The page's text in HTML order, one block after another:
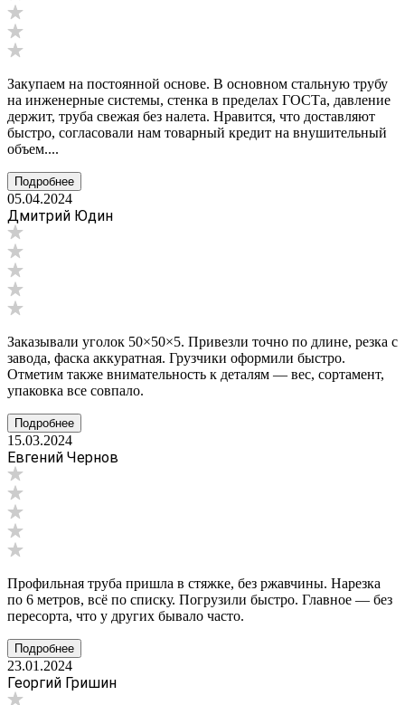
Закупаем на постоянной основе. В основном стальную трубу
на инженерные системы, стенка в пределах ГОСТа, давление
держит, труба свежая без налета. Нравится, что доставляют
быстро, согласовали нам товарный кредит на внушительный
объем....
Подробнее
05.04.2024
Дмитрий Юдин
Заказывали уголок 50×50×5. Привезли точно по длине, резка с
завода, фаска аккуратная. Грузчики оформили быстро.
Отметим также внимательность к деталям — вес, сортамент,
упаковка все совпало.
Подробнее
15.03.2024
Евгений Чернов
Профильная труба пришла в стяжке, без ржавчины. Нарезка
по 6 метров, всё по списку. Погрузили быстро. Главное — без
пересорта, что у других бывало часто.
Подробнее
23.01.2024
Георгий Гришин